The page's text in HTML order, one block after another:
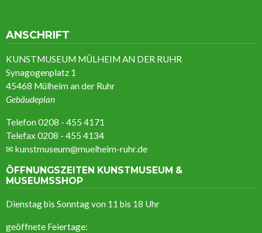
ANSCHRIFT
KUNSTMUSEUM MÜLHEIM AN DER RUHR
Synagogenplatz 1
45468 Mülheim an der Ruhr
Gebäudeplan
Telefon 0208 - 455 4171
Telefax 0208 - 455 4134
✉ kunstmuseum@muelheim-ruhr.de
ÖFFNUNGSZEITEN KUNSTMUSEUM &
MUSEUMSSHOP
Dienstag bis Sonntag von 11 bis 18 Uhr
geöffnete Feiertage: